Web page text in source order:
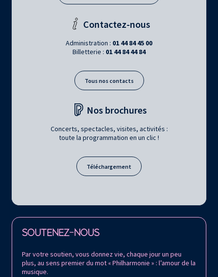
Contactez-nous
Administration : 01 44 84 45 00
Billetterie : 01 44 84 44 84
Tous nos contacts
Nos brochures
Concerts, spectacles, visites, activités :
toute la programmation en un clic !
Téléchargement
SOUTENEZ-NOUS
Par votre soutien, vous donnez vie, chaque jour un peu
plus, au sens premier du mot « Philharmonie » : l’amour de la
musique.
Retrouvez la Philharmonie de Paris sur